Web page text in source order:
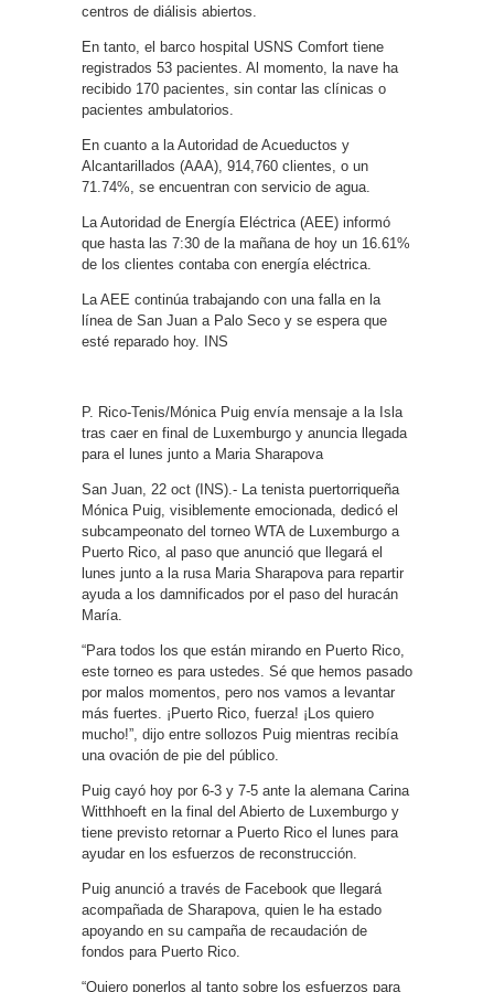
centros de diálisis abiertos.
En tanto, el barco hospital USNS Comfort tiene
registrados 53 pacientes. Al momento, la nave ha
recibido 170 pacientes, sin contar las clínicas o
pacientes ambulatorios.
En cuanto a la Autoridad de Acueductos y
Alcantarillados (AAA), 914,760 clientes, o un
71.74%, se encuentran con servicio de agua.
La Autoridad de Energía Eléctrica (AEE) informó
que hasta las 7:30 de la mañana de hoy un 16.61%
de los clientes contaba con energía eléctrica.
La AEE continúa trabajando con una falla en la
línea de San Juan a Palo Seco y se espera que
esté reparado hoy. INS
P. Rico-Tenis/Mónica Puig envía mensaje a la Isla
tras caer en final de Luxemburgo y anuncia llegada
para el lunes junto a Maria Sharapova
San Juan, 22 oct (INS).- La tenista puertorriqueña
Mónica Puig, visiblemente emocionada, dedicó el
subcampeonato del torneo WTA de Luxemburgo a
Puerto Rico, al paso que anunció que llegará el
lunes junto a la rusa Maria Sharapova para repartir
ayuda a los damnificados por el paso del huracán
María.
“Para todos los que están mirando en Puerto Rico,
este torneo es para ustedes. Sé que hemos pasado
por malos momentos, pero nos vamos a levantar
más fuertes. ¡Puerto Rico, fuerza! ¡Los quiero
mucho!”, dijo entre sollozos Puig mientras recibía
una ovación de pie del público.
Puig cayó hoy por 6-3 y 7-5 ante la alemana Carina
Witthhoeft en la final del Abierto de Luxemburgo y
tiene previsto retornar a Puerto Rico el lunes para
ayudar en los esfuerzos de reconstrucción.
Puig anunció a través de Facebook que llegará
acompañada de Sharapova, quien le ha estado
apoyando en su campaña de recaudación de
fondos para Puerto Rico.
“Quiero ponerlos al tanto sobre los esfuerzos para